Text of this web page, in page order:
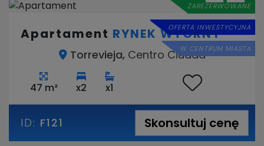
ZAREZERWOWANE
OFERTA INWESTYCYJNA
W CENTRUM MIASTA
Apartament RYNEK WTÓRNY
Torrevieja, Centro Ciudad
47 m² x2 x1
ID: F121 Skonsultuj cenę